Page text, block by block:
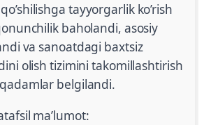
tayyorgarlik ko’rish
baholandi, asosiy
va sanoatdagi baxtsiz
olish tizimini takomillashtirish
belgilandi.
ma’lumot: